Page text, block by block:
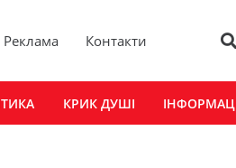
Реклама Контакти
КРИК ДУШІ